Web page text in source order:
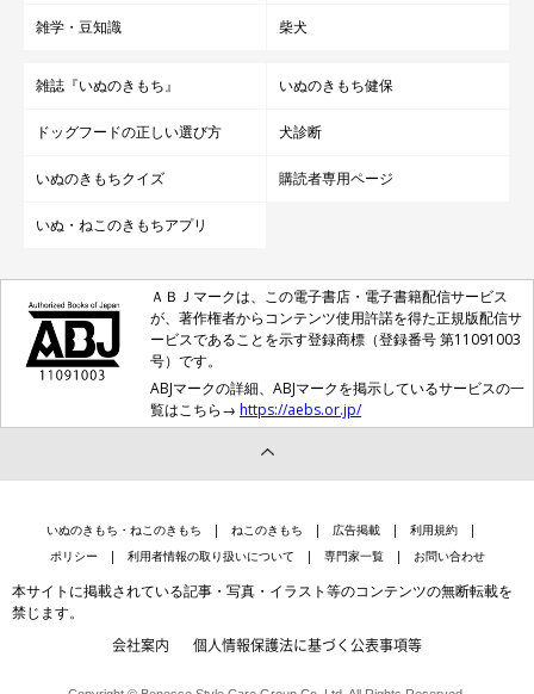
雑学・豆知識 柴犬
雑誌『いぬのきもち』 いぬのきもち健保
ドッグフードの正しい選び方 犬診断
いぬのきもちクイズ 購読者専用ページ
いぬ・ねこのきもちアプリ
ＡＢＪマークは、この電子書店・電子書籍配信サービス
が、著作権者からコンテンツ使用許諾を得た正規版配信サ
ービスであることを示す登録商標（登録番号 第11091003
号）です。
ABJマークの詳細、ABJマークを掲示しているサービスの一
覧はこちら→ https://aebs.or.jp/
いぬのきもち・ねこのきもち ねこのきもち 広告掲載
利用規約
ポリシー
利用者情報の取り扱いについて 専門家一覧 お問い合わせ
本サイトに掲載されている記事・写真・イラスト等のコンテンツの無断転載を
禁じます。
会社案内 個人情報保護法に基づく公表事項等